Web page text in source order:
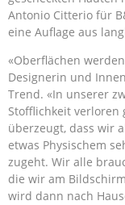
Antonio Citterio für
eine Auflage aus
«Oberflächen
Designerin und
Trend. «In unserer
Stofflichkeit verloren
überzeugt, dass wir
etwas Physischem
zugeht. Wir alle
die wir am
wird dann nach